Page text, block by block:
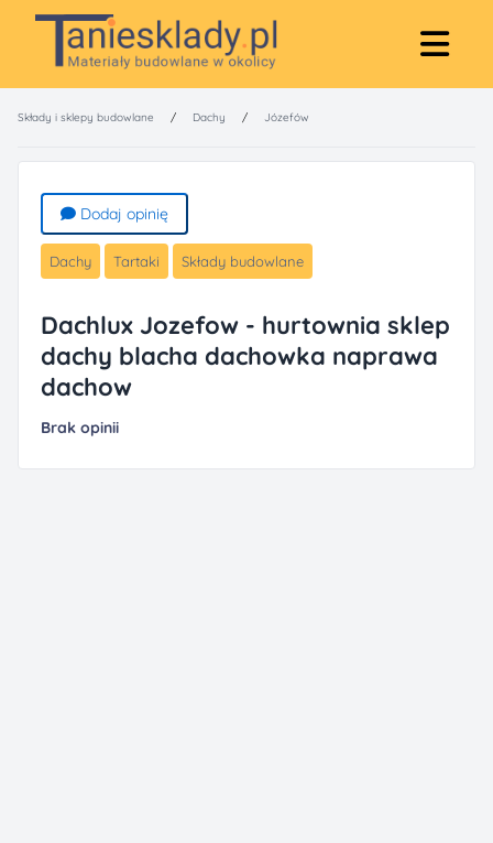
Składy i sklepy budowlane / Dachy / Józefów
Dodaj opinię
Dachy Tartaki Składy budowlane
Dachlux Jozefow - hurtownia sklep
dachy blacha dachowka naprawa
dachow
Brak opinii